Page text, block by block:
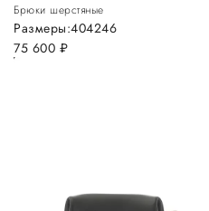
Брюки шерстяные
75 600 руб.
Размеры:404246